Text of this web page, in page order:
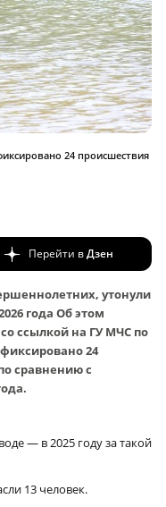
24 происшествия
Перейти вДзен
утонули
года Об этом
со ссылкой на ГУ МЧС по
24
сравнению с
— в 2025 году за такой
13 человек.